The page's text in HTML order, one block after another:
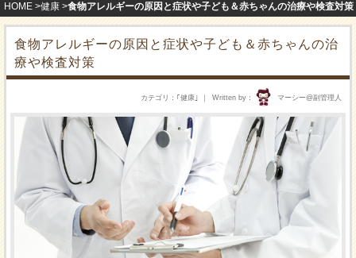
HOME 健康 食物アレルギーの原因と症状や子ども＆赤ちゃんの治療や検査対策
食物アレルギーの原因と症状や子ども＆赤ちゃんの治
療や検査対策
Written by マーシー@副管理人
カテゴリ ｢健康 ｣